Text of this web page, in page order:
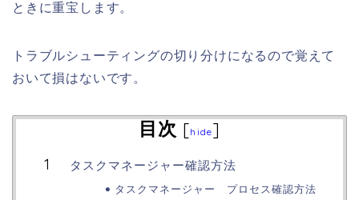
ときに重宝します。
トラブルシューティングの切り分けになるので覚えて
おいて損はないです。
目次 [hide]
タスクマネージャー確認方法
タスクマネージャー プロセス確認方法